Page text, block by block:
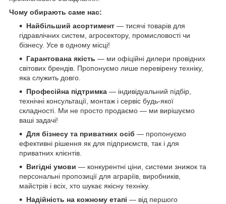
Чому обирають саме нас:
Найбільший асортимент — тисячі товарів для
гідравлічних систем, агросектору, промисловості чи
бізнесу. Усе в одному місці!
Гарантована якість — ми офіційні дилери провідних
світових брендів. Пропонуємо лише перевірену техніку,
яка служить довго.
Професійна підтримка — індивідуальний підбір,
технічні консультації, монтаж і сервіс будь-якої
складності. Ми не просто продаємо — ми вирішуємо
ваші задачі!
Для бізнесу та приватних осіб — пропонуємо
ефективні рішення як для підприємств, так і для
приватних клієнтів.
Вигідні умови — конкурентні ціни, системи знижок та
персональні пропозиції для аграріїв, виробників,
майстрів і всіх, хто шукає якісну техніку.
Надійність на кожному етапі — від першого